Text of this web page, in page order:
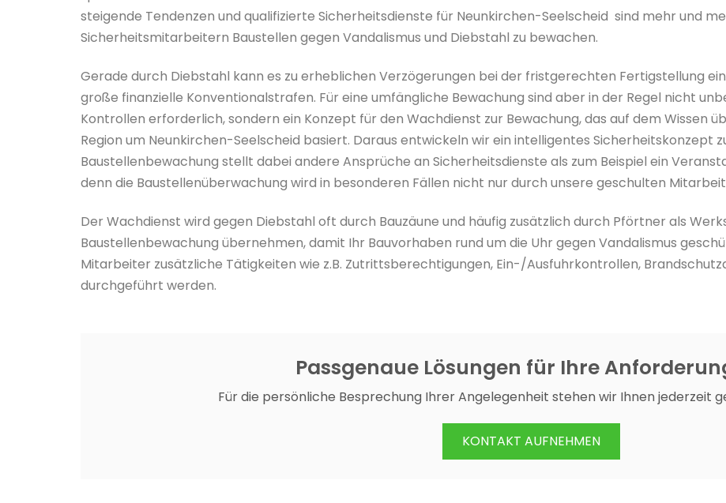
steigende Tendenzen und qualifizierte Sicherheitsdienste für Neunkirchen-Seelscheid sind mehr und
Sicherheitsmitarbeitern Baustellen gegen Vandalismus und Diebstahl zu bewachen.
Gerade durch Diebstahl kann es zu erheblichen Verzögerungen bei der fristgerechten Fertigstellung
große finanzielle Konventionalstrafen. Für eine umfängliche Bewachung sind aber in der Regel nicht
Kontrollen erforderlich, sondern ein Konzept für den Wachdienst zur Bewachung, das auf dem Wissen
Region um Neunkirchen-Seelscheid basiert. Daraus entwickeln wir ein intelligentes Sicherheitskonzept
Baustellenbewachung stellt dabei andere Ansprüche an Sicherheitsdienste als zum Beispiel ein
denn die Baustellenüberwachung wird in besonderen Fällen nicht nur durch unsere geschulten
Der Wachdienst wird gegen Diebstahl oft durch Bauzäune und häufig zusätzlich durch Pförtner als
Baustellenbewachung übernehmen, damit Ihr Bauvorhaben rund um die Uhr gegen Vandalismus
Mitarbeiter zusätzliche Tätigkeiten wie z.B. Zutrittsberechtigungen, Ein-/Ausfuhrkontrollen,
durchgeführt werden.
Passgenaue Lösungen für Ihre
Für die persönliche Besprechung Ihrer Angelegenheit stehen wir Ihnen jederzeit
KONTAKT AUFNEHMEN